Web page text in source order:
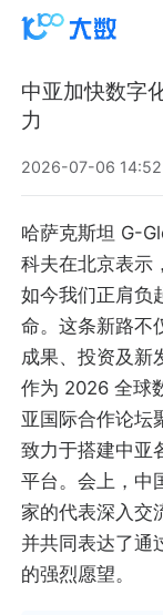
中亚加快数字
力
2026-07-06 14:52
哈萨克斯坦 G-
科夫在北京表示
如今我们正肩负
命。这条新路不
成果、投资及新
作为 2026 全球
亚国际合作论坛
致力于搭建中亚
平台。会上，中
家的代表深入交
并共同表达了通
的强烈愿望。